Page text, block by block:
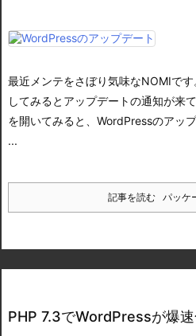
最近メンテをさぼり気味なNOMIです
してみるとアップデートの通知が来て
を開いてみると、 WordPressのアッ
...
記事を読む パッケ
PHP 7.3でWordPressが爆